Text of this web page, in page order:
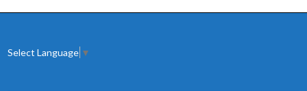
по
Select Language ▼